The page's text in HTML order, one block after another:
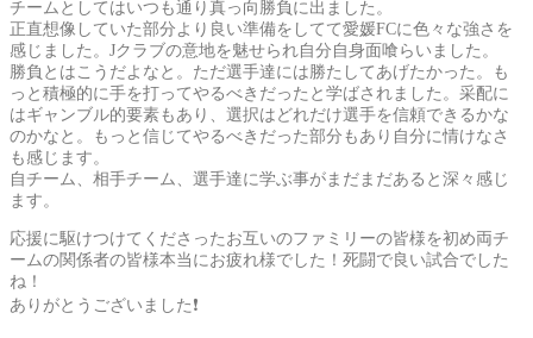
チームとしてはいつも通り真っ向勝負に出ました。
正直想像していた部分より良い準備をしてて愛媛FCに色々な強さを
感じました。Jクラブの意地を魅せられ自分自身面喰らいました。
勝負とはこうだよなと。ただ選手達には勝たしてあげたかった。も
っと積極的に手を打ってやるべきだったと学ばされました。采配に
はギャンブル的要素もあり、選択はどれだけ選手を信頼できるかな
のかなと。もっと信じてやるべきだった部分もあり自分に情けなさ
も感じます。
自チーム、相手チーム、選手達に学ぶ事がまだまだあると深々感じ
ます。
応援に駆けつけてくださったお互いのファミリーの皆様を初め両チ
ームの関係者の皆様本当にお疲れ様でした！死闘で良い試合でした
ね！
ありがとうございました❗